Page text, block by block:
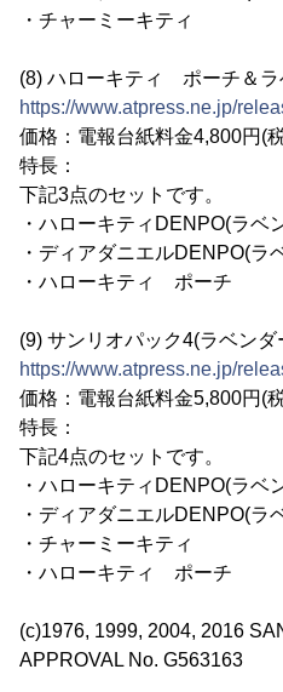
・チャーミーキティ
(8) ハローキティ ポーチ＆
https://www.atpress.ne.jp/
価格：電報台紙料金4,800円(
特長：
下記3点のセットです。
・ハローキティDENPO(ラベ
・ディアダニエルDENPO(ラ
・ハローキティ ポーチ
(9) サンリオパック4(ラベン
https://www.atpress.ne.jp/
価格：電報台紙料金5,800円(
特長：
下記4点のセットです。
・ハローキティDENPO(ラベ
・ディアダニエルDENPO(ラ
・チャーミーキティ
・ハローキティ ポーチ
(c)1976, 1999, 2004, 2016
APPROVAL No. G563163